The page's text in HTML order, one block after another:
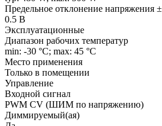
Предельное отклонение напряжения ±
0.5 В
Эксплуатационные
Диапазон рабочих температур
min: -30 °C; max: 45 °C
Место применения
Только в помещении
Управление
Входной сигнал
PWM СV (ШИМ по напряжению)
Диммируемый(ая)